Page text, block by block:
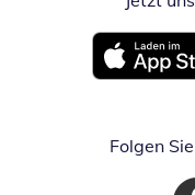
Öffnet in
Folgen